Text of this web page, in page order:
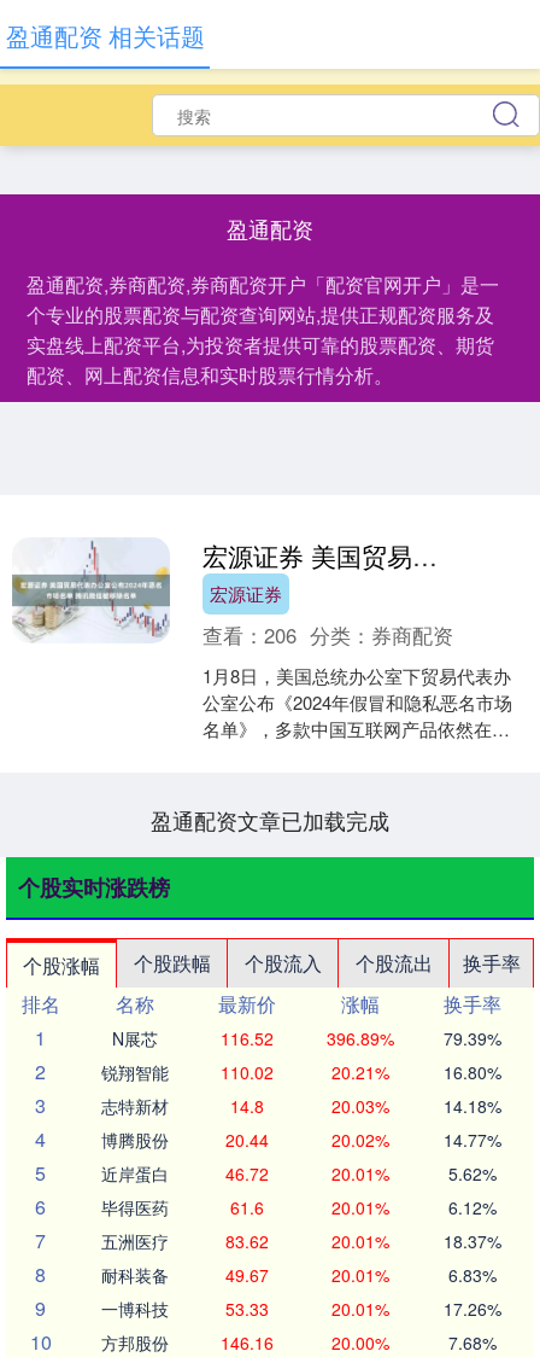
盈通配资
盈通配资,券商配资,券商配资开户「配资官网开户」是一
个专业的股票配资与配资查询网站,提供正规配资服务及
实盘线上配资平台,为投资者提供可靠的股票配资、期货
配资、网上配资信息和实时股票行情分析。
盈通配资 相关话题
宏源证券 美国贸易代表办公室公布2024年恶名市场名单 腾讯微信被移除名单
宏源证券
查看：206 分类： 券商配资
1月8日，美国总统办公室下贸易代表办
公室公布《2024年假冒和隐私恶名市场
名单》，多款中国互联网产品依然在
盈通配资文章已加载完成
个股实时涨跌榜
个股涨幅 个股跌幅 个股流入 个股流出
换手率
排名
名称 最新价 涨幅
换手率
1
N展芯 116.52 396.89% 79.39%
2 锐翔智能 110.02 20.21% 16.80%
3 志特新材 14.8 20.03% 14.18%
4 博腾股份 20.44 20.02% 14.77%
5 近岸蛋白 46.72 20.01% 5.62%
6 毕得医药 61.6 20.01% 6.12%
7 五洲医疗 83.62 20.01% 18.37%
8 耐科装备 49.67 20.01% 6.83%
9 一博科技 53.33 20.01% 17.26%
10 方邦股份 146.16 20.00% 7.68%